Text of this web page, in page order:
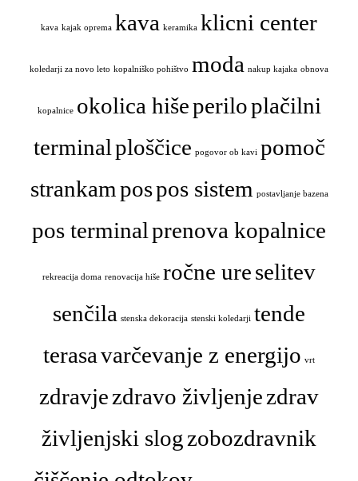
kava kajak oprema kava keramika klicni center
koledarji za novo leto kopalniško pohištvo moda nakup kajaka obnova
kopalnice okolica hišeperiloplačilni
terminalploščice pogovor ob kavi pomoč
strankampospos sistem postavljanje bazena
pos terminalprenova kopalnice
rekreacija doma renovacija hiše ročne ureselitev
senčila stenska dekoracija stenski koledarji tende
terasavarčevanje z energijo vrt
zdravjezdravo življenjezdrav
življenjski slogzobozdravnik